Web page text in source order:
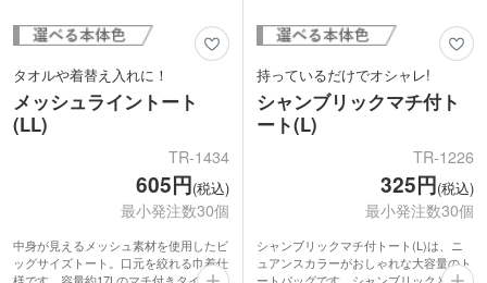
タオルや着替え入れに！
メッシュライントート
(LL)
TR-1434
605円(税込)
最小発注数30個
中身が見えるメッシュ素材を使用したビ
ッグサイズトート。口元を絞れる巾着仕
持っているだけでオシャレ!
シャンブリックマチ付ト
ート(L)
TR-1226
325円(税込)
最小発注数30個
シャンブリックマチ付トート(L)は、ニ
ュアンスカラーがおしゃれな大容量のト